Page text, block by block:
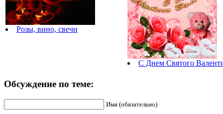
Розы, вино, свечи
С Днем Святого
Обсуждение по теме:
Имя (обязательно)